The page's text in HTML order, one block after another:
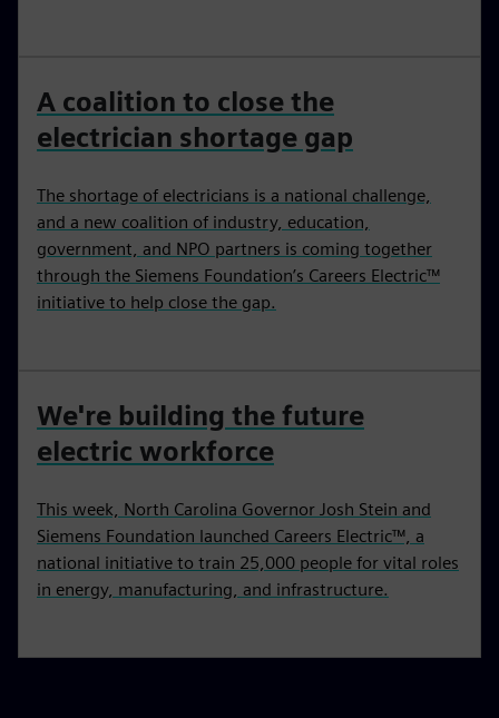
A coalition to close the
electrician shortage gap
The shortage of electricians is a national challenge,
and a new coalition of industry, education,
government, and NPO partners is coming together
through the Siemens Foundation’s Careers Electric™
initiative to help close the gap.
We're building the future
electric workforce
This week, North Carolina Governor Josh Stein and
Siemens Foundation launched Careers Electric™, a
national initiative to train 25,000 people for vital roles
in energy, manufacturing, and infrastructure.